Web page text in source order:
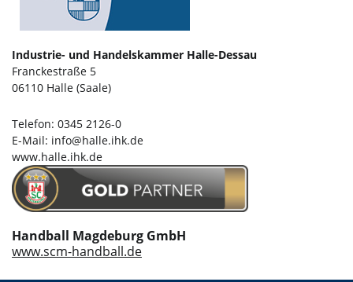
Industrie- und Handelskammer Halle-Dessau
Franckestraße 5
06110 Halle (Saale)
Telefon: 0345 2126-0
E-Mail: info@halle.ihk.de
www.halle.ihk.de
Handball Magdeburg GmbH
www.scm-handball.de